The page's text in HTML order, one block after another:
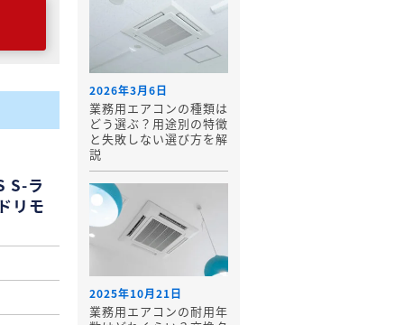
S-ラ
リモ
2026年3月6日
業務用エアコンの種類は
どう選ぶ？用途別の特徴
と失敗しない選び方を解
説
2025年10月21日
業務用エアコンの耐用年